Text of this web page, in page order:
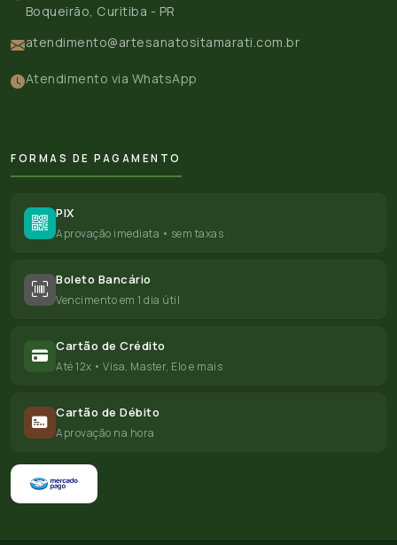
Boqueirão, Curitiba - PR
atendimento@artesanatositamarati.com.br
Atendimento via WhatsApp
FORMAS DE PAGAMENTO
PIX
Aprovação imediata • sem taxas
Boleto Bancário
Vencimento em 1 dia útil
Cartão de Crédito
Até 12x • Visa, Master, Elo e mais
Cartão de Débito
Aprovação na hora